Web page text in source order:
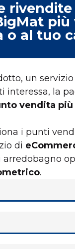
rivendite
più
o al tuo
un servizio
interessa, la
vendita
i punti
di
arredobagno
.